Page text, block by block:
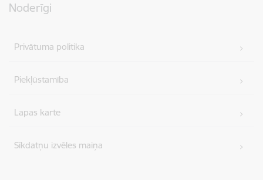
Noderīgi
Privātuma politika
Piekļūstamība
Lapas karte
Sīkdatņu izvēles maiņa